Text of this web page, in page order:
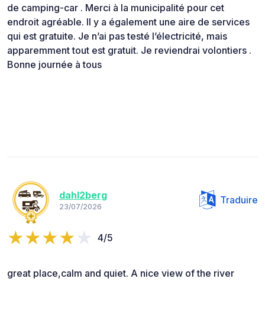
de camping-car . Merci à la municipalité pour cet
endroit agréable. Il y a également une aire de services
qui est gratuite. Je n’ai pas testé l’électricité, mais
apparemment tout est gratuit. Je reviendrai volontiers .
Bonne journée à tous
dahl2berg
23/07/2026
Traduire
4/5
great place,calm and quiet. A nice view of the river